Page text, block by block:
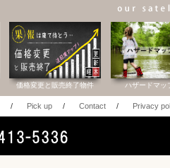
価格変更と販売終了物件 ハザードマッ
/ Pick up / Contact / Privacy